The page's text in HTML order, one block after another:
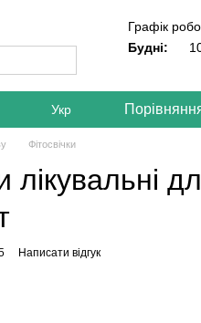
Графік
Будні:
Укр
Фітосвічки
лікувальні
Написати відгук